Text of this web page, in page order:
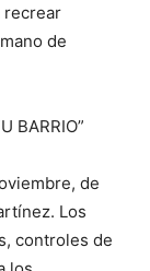
recrear
de
BARRIO”
de
Los
controles de